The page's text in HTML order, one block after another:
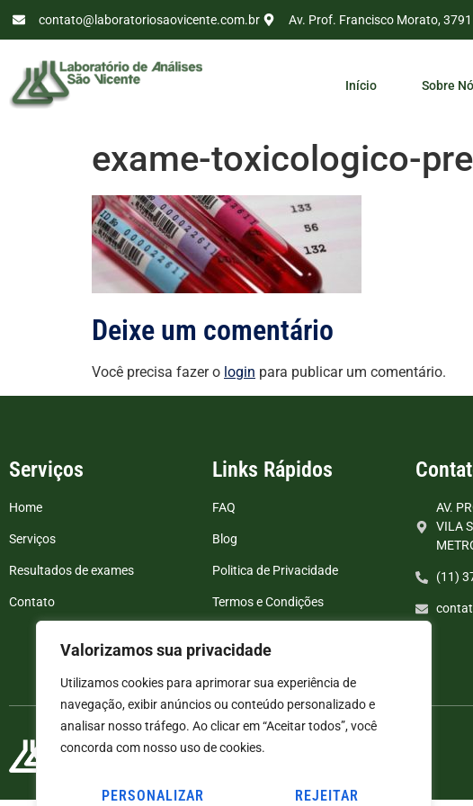
Valorizamos sua privacidade
Utilizamos cookies para aprimorar sua experiência de
navegação, exibir anúncios ou conteúdo personalizado e
analisar nosso tráfego. Ao clicar em “Aceitar todos”, você
concorda com nosso uso de cookies.
PERSONALIZAR REJEITAR
contato@laboratoriosaovicente.com.br Av. Prof. Francisco Morato,
Início Sobre
exame-toxicologico-
Deixe um comentário
Você precisa fazer o login para publicar um comentário.
Serviços
Home
Serviços
Resultados de exames
Contato
Links Rápidos
FAQ
Blog
Politica de Privacidade
Termos e Condições
AV.
VILA
(11)